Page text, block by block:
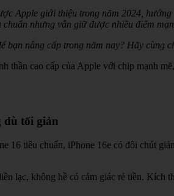
Apple giới thiệu trong năm 2024,
nhưng vẫn giữ được nhiều điểm
bạn nâng cấp trong năm nay? Hãy cùng
thần cao cấp của Apple với chip mạnh
dù tối giản
16 tiêu chuẩn, iPhone 16e có đôi chút
lạc, không hề có cảm giác rẻ tiền.